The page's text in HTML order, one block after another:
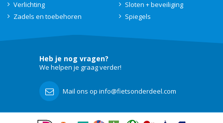
Verlichting
Zadels en toebehoren
Sloten + beveiliging
Spiegels
Heb je nog vragen?
We helpen je graag verder!
Mail ons op info@fietsonderdeel.com